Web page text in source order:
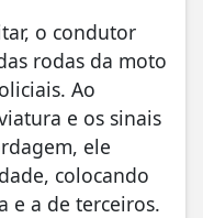
o condutor
rodas da moto
Ao
e os sinais
ele
colocando
e a de terceiros.